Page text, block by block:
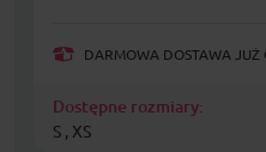
DARMOWA DOSTAWA JUŻ
Dostępne rozmiary:
S , XS